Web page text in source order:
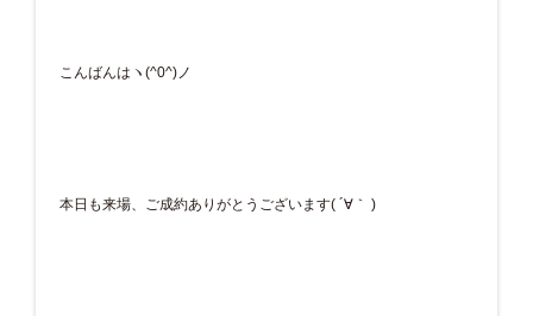
こんばんはヽ(^0^)ノ
本日も来場、ご成約ありがとうございます( ´∀｀ )